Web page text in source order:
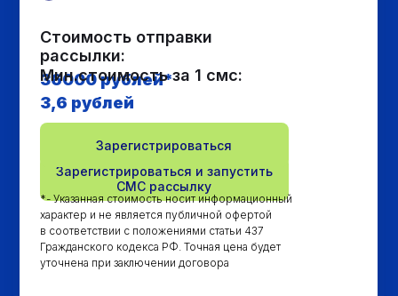
Стоимость отправки
рассылки:
36000рублей*
Зарегистрироваться и запустить
СМС рассылку
*- Указанная стоимость носит информационный
характер и не является публичной офертой
в соответствии с положениями статьи 437
Гражданского кодекса РФ. Точная цена будет
уточнена при заключении договора
Зарегистрироваться
Мин.стоимость за 1 смс:
3,6 рублей